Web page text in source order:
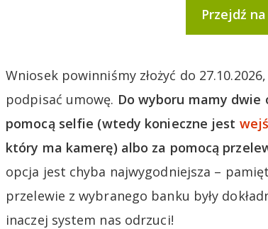
Przejdź
Wniosek powinniśmy złożyć do
podpisać umowę. Do wyboru mamy dwie
pomocą selfie (wtedy konieczne jest
który ma kamerę) albo za pomocą
opcja jest chyba najwygodniejsza –
przelewie z wybranego banku były
inaczej system nas odrzuci!